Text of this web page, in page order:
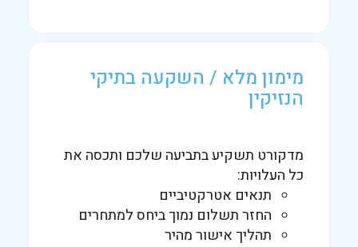
מימון מלא / השקעה בתיקי
הנזיקין
מדקורט תשקיע בתביעה שלכם ותכסה את
כל העלויות:
תנאים אטרקטיביים
החזר תשלום נמוך ביחס למתחרים
תהליך אישור מהיר